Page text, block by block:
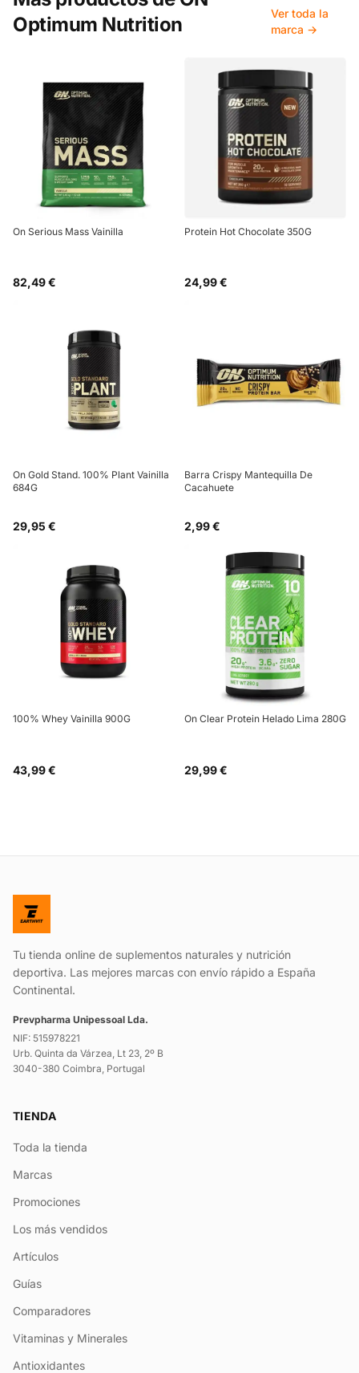
Optimum Nutrition
Ver toda la
marca →
On Serious Mass Vainilla
82,49 €
Protein Hot Chocolate 350G
24,99 €
On Gold Stand. 100% Plant Vainilla
684G
29,95 €
Barra Crispy Mantequilla De
Cacahuete
2,99 €
100% Whey Vainilla 900G
43,99 €
On Clear Protein Helado Lima 280G
29,99 €
Tu tienda online de suplementos naturales y nutrición
deportiva. Las mejores marcas con envío rápido a España
Continental.
Prevpharma Unipessoal Lda.
NIF: 515978221
Urb. Quinta da Várzea, Lt 23, 2º B
3040-380 Coimbra, Portugal
TIENDA
Toda la tienda
Marcas
Promociones
Los más vendidos
Artículos
Guías
Comparadores
Vitaminas y Minerales
Antioxidantes